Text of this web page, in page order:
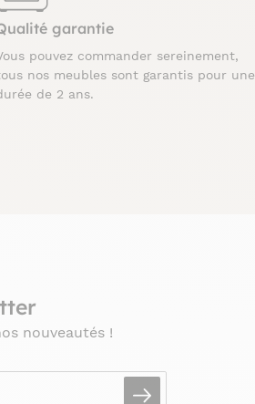
garantie
pouvez commander sereinement,
nos meubles sont garantis pour une
de 2 ans.
nouveautés !